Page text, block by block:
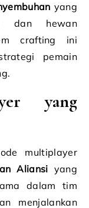
yang
dan hewan
crafting ini
pemain
yang
multiplayer
Aliansi yang
dalam tim
menjalankan